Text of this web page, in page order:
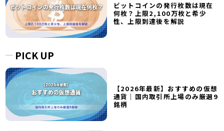
ビットコインの発行枚数は現在
何枚？上限2,100万枚と希少
性、上限到達後を解説
PICK UP
【2026年最新】おすすめの仮想
通貨｜国内取引所上場のみ厳選9
銘柄